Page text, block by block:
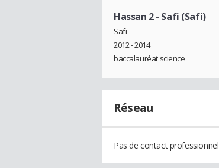
Hassan 2 - Safi (Safi)
Safi
2012 - 2014
baccalauréat science
Réseau
Pas de contact professionnel